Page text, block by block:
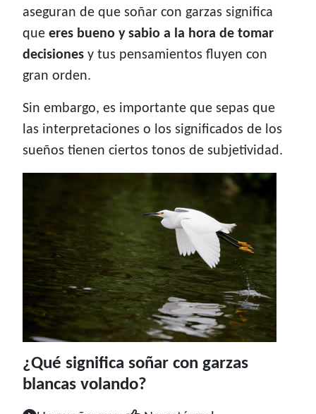
aseguran de que soñar con garzas significa
que eres bueno y sabio a la hora de tomar
decisiones y tus pensamientos fluyen con
gran orden.
Sin embargo, es importante que sepas que
las interpretaciones o los significados de los
sueños tienen ciertos tonos de subjetividad.
¿Qué significa soñar con garzas
blancas volando?